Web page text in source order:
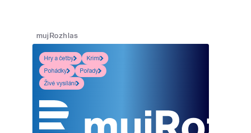
mujRozhlas
Hry a četby
Krimi
Pohádky
Pořady
Živé vysílání